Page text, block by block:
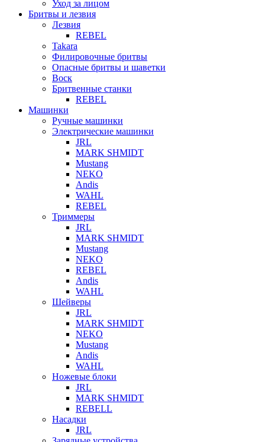
Уход за лицом
Бритвы и лезвия
Лезвия
REBEL
Takara
Филировочные бритвы
Опасные бритвы и шаветки
Воск
Бритвенные станки
REBEL
Машинки
Ручные машинки
Электрические машинки
JRL
MARK SHMIDT
Mustang
NEKO
Andis
WAHL
REBEL
Триммеры
JRL
MARK SHMIDT
Mustang
NEKO
REBEL
Andis
WAHL
Шейверы
JRL
MARK SHMIDT
NEKO
Mustang
Andis
WAHL
Ножевые блоки
JRL
MARK SHMIDT
REBELL
Насадки
JRL